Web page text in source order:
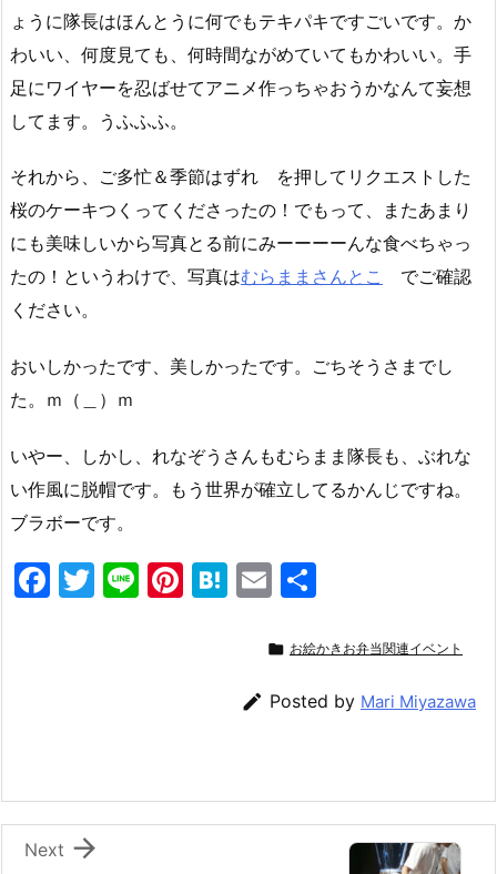
ょうに隊長はほんとうに何でもテキパキですごいです。か
わいい、何度見ても、何時間ながめていてもかわいい。手
足にワイヤーを忍ばせてアニメ作っちゃおうかなんて妄想
してます。うふふふ。
それから、ご多忙＆季節はずれ を押してリクエストした
桜のケーキつくってくださったの！でもって、またあまり
にも美味しいから写真とる前にみーーーーんな食べちゃっ
たの！というわけで、写真はむらままさんとこ
でご確認
ください。
おいしかったです、美しかったです。ごちそうさまでし
た。ｍ（＿）ｍ
いやー、しかし、れなぞうさんもむらまま隊長も、ぶれな
い作風に脱帽です。もう世界が確立してるかんじですね。
ブラボーです。
F
o
k
T
Li Pi H
a
E
ai
l
 お絵かきお弁当関連イベント
 Posted by Mari Miyazawa

Next